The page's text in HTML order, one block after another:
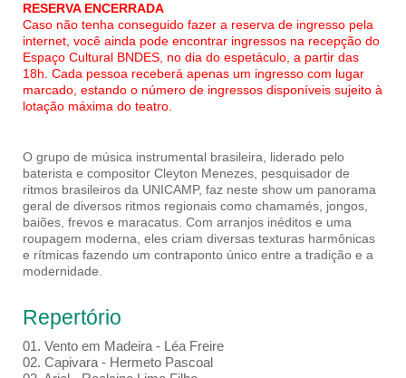
RESERVA ENCERRADA
Caso não tenha conseguido fazer a reserva de ingresso pela
internet, você ainda pode encontrar ingressos na recepção do
Espaço Cultural BNDES, no dia do espetáculo, a partir das
18h. Cada pessoa receberá apenas um ingresso com lugar
marcado, estando o número de ingressos disponíveis sujeito à
lotação máxima do teatro.
O grupo de música instrumental brasileira, liderado pelo
baterista e compositor Cleyton Menezes, pesquisador de
ritmos brasileiros da UNICAMP, faz neste show um panorama
geral de diversos ritmos regionais como chamamés, jongos,
baiões, frevos e maracatus. Com arranjos inéditos e uma
roupagem moderna, eles criam diversas texturas harmônicas
e rítmicas fazendo um contraponto único entre a tradição e a
modernidade.
Repertório
01. Vento em Madeira - Léa Freire
02. Capivara - Hermeto Pascoal